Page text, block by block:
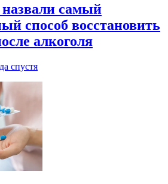
самый
способ восстановить
алкоголя
спустя